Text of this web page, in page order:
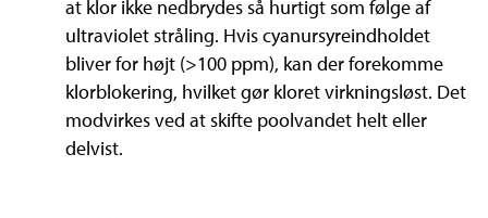
at klor ikke nedbrydes så hurtigt som følge af
ultraviolet stråling. Hvis cyanursyreindholdet
bliver for højt (>100 ppm), kan der forekomme
klorblokering, hvilket gør kloret virkningsløst. Det
modvirkes ved at skifte poolvandet helt eller
delvist.